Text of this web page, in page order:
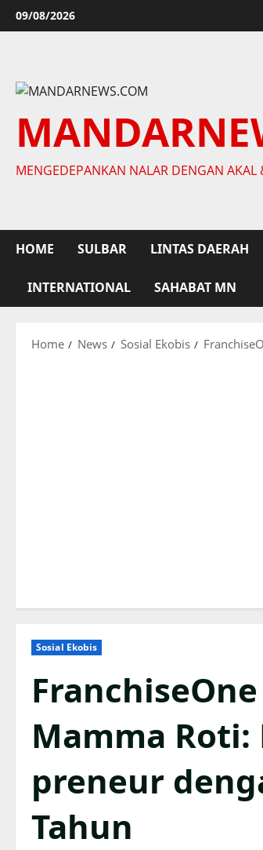
Skip
to
09/08/2026
MENGEDEPANKAN NALAR DENGAN AKAL
HOME SULBAR LINTAS DAERAH
INTERNATIONAL SAHABAT MN
Home News Sosial Ekobis
Sosial Ekobis
Mamma Roti:
preneur
Tahun